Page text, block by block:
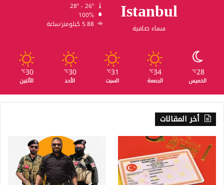
Istanbul
سماء صافية
100%
5.88 كيلومتر/ساعة
28
℃
الخميس
34
℃
الجمعة
31
℃
السبت
30
℃
الأحد
30
℃
الأثنين
أخر المقالات